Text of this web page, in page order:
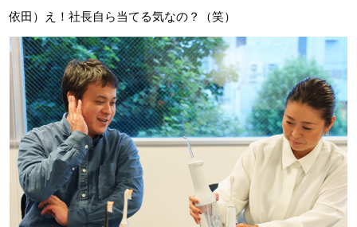
依田）え！社長自ら当てる気なの？（笑）